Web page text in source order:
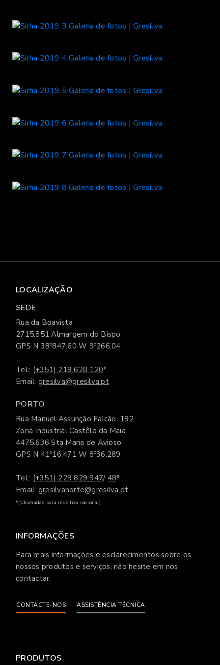
LOCALIZAÇÃO
SEDE
Rua da Boavista
2715.851 Almargem do Bispo
GPS N 38º847.60 W 9º266.04
Tel.: (+351) 219 628 120*
Email: gresilva@gresilva.pt
PORTO
Rua Manuel Assunção Falcão, 192
Zona Industrial Castêlo da Maia
4475.636 Sta Maria de Avioso
GPS N 41º16.471 W 8º36.289
Tel.: (+351) 229 829 947/ 48*
Email: gresilvanorte@gresilva.pt
*(Chamadas para rede fixa nacional)
INFORMAÇÕES
Para mais informações e esclarecimentos sobre os
nossos produtos e serviços, não hesite em nos
contactar.
CONTACTE-NOS ASSISTÊNCIA TÉCNICA
PRODUTOS